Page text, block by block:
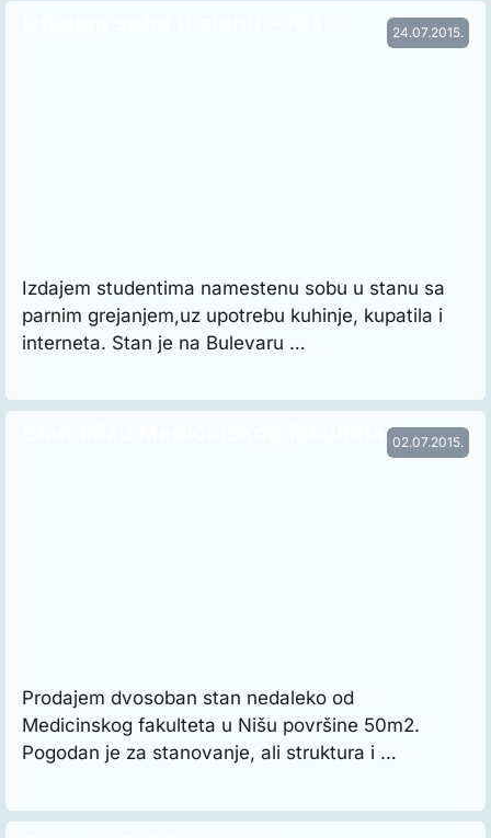
24.07.2015.
Izdajem studentima namestenu sobu u stanu sa
parnim grejanjem,uz upotrebu kuhinje, kupatila i
interneta. Stan je na Bulevaru …
02.07.2015.
Prodajem dvosoban stan nedaleko od
Medicinskog fakulteta u Nišu površine 50m2.
Pogodan je za stanovanje, ali struktura i …